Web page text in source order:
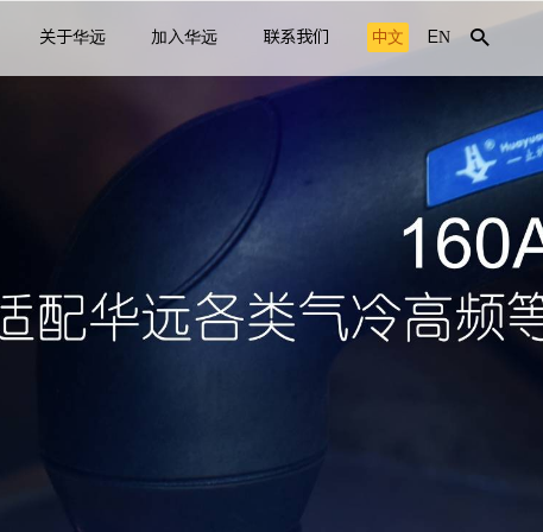
关于华远 加入华远 联系我们 中文 EN 